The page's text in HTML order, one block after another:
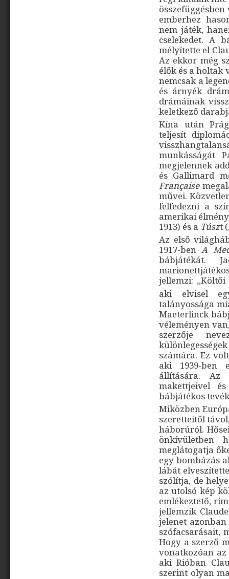
emberhez
nem játék,
cselekedet. A
mélyítette el
Az ekkor még
élők és a holtak
nemcsak a
és árnyék
drámáinak
keletkező
Kína után
teljesít
munkásságát
megjelennek
és Gallimard
Française
művei.
felfedezni a
amerikai
1913) és a Túszt
Az első
1917-benA
bábjátékát.
jellemzi:
aki elvisel
talányossága
Maeterlinck
véleményen
szerzője
számára. Ez
aki 1939-ben
állítására. Az
makettjeivel
bábjátékos
Miközben
szeretteitől
háborúról.
önkívületben
meglátogatja
egy bombázás
lábát
szólítja, de
az utolsó kép
emlékeztető,
jellemzik
jelenet
szófacsarásait,
Hogy a szerző
vonatkozóan
aki Rióban
szerint olyan